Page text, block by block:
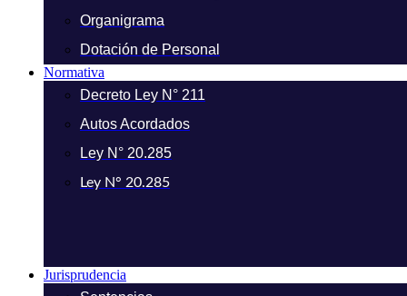
Organigrama
Dotación de Personal
Normativa
Decreto Ley N° 211
Autos Acordados
Ley N° 20.285
Ley N° 20.285
Jurisprudencia